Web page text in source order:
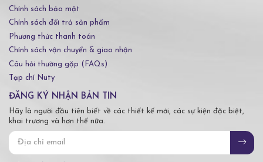
Chính sách bảo mật
Chính sách đổi trả sản phẩm
Phương thức thanh toán
Chính sách vận chuyển & giao nhận
Câu hỏi thường gặp (FAQs)
Tạp chí Nuty
ĐĂNG KÝ NHẬN BẢN TIN
Hãy là người đầu tiên biết về các thiết kế mới, các sự kiện đặc biệt,
khai trương và hơn thế nữa.